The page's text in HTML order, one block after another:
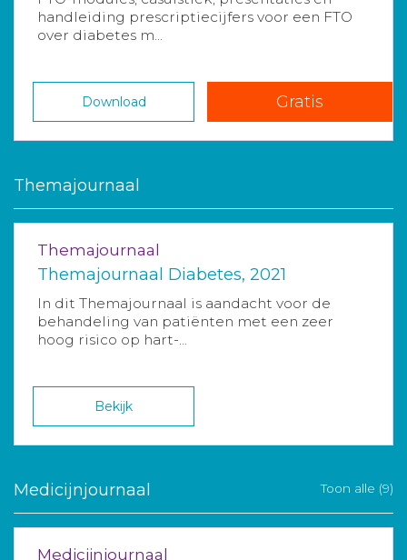
handleiding prescriptiecijfers voor een FTO
over diabetes m...
Download Gratis
Themajournaal
Themajournaal
Themajournaal Diabetes, 2021
In dit Themajournaal is aandacht voor de
behandeling van patiënten met een zeer
hoog risico op hart-...
Bekijk
Medicijnjournaal Toon alle (9)
Medicijnjournaal